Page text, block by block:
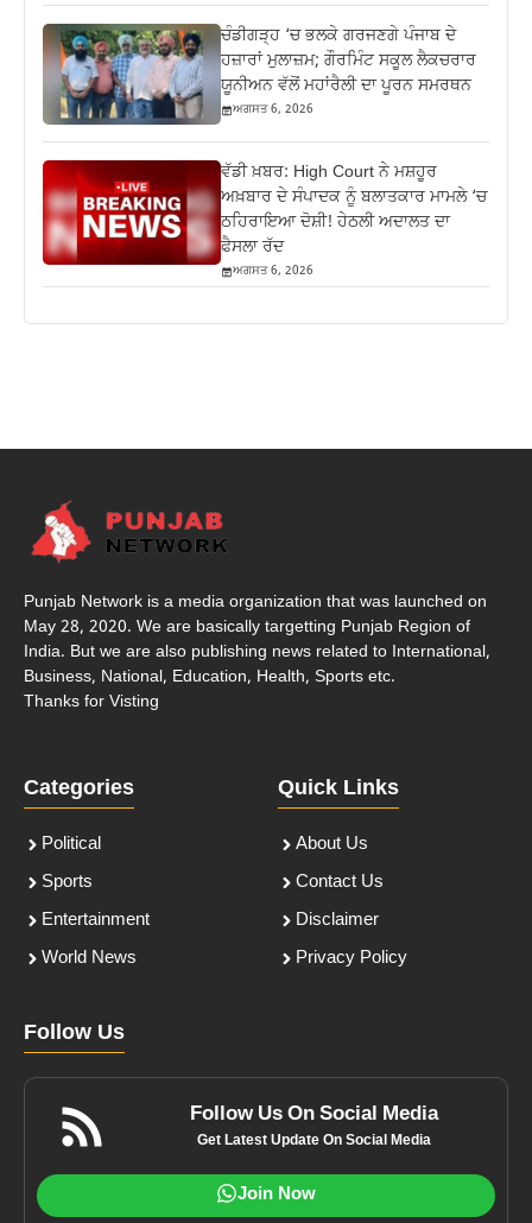
ਚੰਡੀਗੜ੍ਹ ‘ਚ ਭਲਕੇ ਗਰਜਣਗੇ ਪੰਜਾਬ ਦੇ
ਹਜ਼ਾਰਾਂ ਮੁਲਾਜ਼ਮ; ਗੌਰਮਿੰਟ ਸਕੂਲ ਲੈਕਚਰਾਰ
ਯੂਨੀਅਨ ਵੱਲੋਂ ਮਹਾਂਰੈਲੀ ਦਾ ਪੂਰਨ ਸਮਰਥਨ
ਅਗਸਤ 6, 2026
ਵੱਡੀ ਖ਼ਬਰ: High Court ਨੇ ਮਸ਼ਹੂਰ
ਅਖ਼ਬਾਰ ਦੇ ਸੰਪਾਦਕ ਨੂੰ ਬਲਾਤਕਾਰ ਮਾਮਲੇ ‘ਚ
ਠਹਿਰਾਇਆ ਦੋਸ਼ੀ! ਹੇਠਲੀ ਅਦਾਲਤ ਦਾ
ਫੈਸਲਾ ਰੱਦ
ਅਗਸਤ 6, 2026
Punjab Network is a media organization that was launched on
May 28, 2020. We are basically targetting Punjab Region of
India. But we are also publishing news related to International,
Business, National, Education, Health, Sports etc.
Thanks for Visting
Categories
Political
Sports
Entertainment
World News
Quick Links
About Us
Contact Us
Disclaimer
Privacy Policy
Follow Us
Follow Us On Social Media
Get Latest Update On Social Media
Join Now